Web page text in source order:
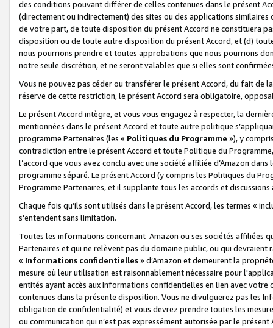
des conditions pouvant différer de celles contenues dans le présent
(directement ou indirectement) des sites ou des applications
de votre part, de toute disposition du présent Accord ne constituera
disposition ou de toute autre disposition du présent Accord, et (d)
nous pourrions prendre et toutes approbations que nous pourrions
notre seule discrétion, et ne seront valables que si elles sont
Vous ne pouvez pas céder ou transférer le présent Accord, du fait de
réserve de cette restriction, le présent Accord sera obligatoire,
Le présent Accord intègre, et vous vous engagez à respecter, la
mentionnées dans le présent Accord et toute autre politique
programme Partenaires (les « Politiques du Programme »), y
contradiction entre le présent Accord et toute Politique du
l’accord que vous avez conclu avec une société affiliée d’Amazon
programme séparé. Le présent Accord (y compris les Politiques du
Programme Partenaires, et il supplante tous les accords et discussions
Chaque fois qu’ils sont utilisés dans le présent Accord, les termes «
s'entendent sans limitation.
Toutes les informations concernant Amazon ou ses sociétés affiliées
Partenaires et qui ne relèvent pas du domaine public, ou qui
« Informations confidentielles» d’Amazon et demeurent la
mesure où leur utilisation est raisonnablement nécessaire pour
entités ayant accès aux Informations confidentielles en lien avec
contenues dans la présente disposition. Vous ne divulguerez pas les
obligation de confidentialité) et vous devrez prendre toutes les
ou communication qui n’est pas expressément autorisée par le